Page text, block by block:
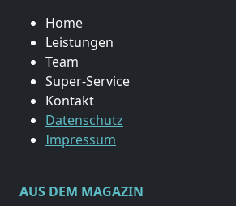
Home
Leistungen
Team
Super-Service
Kontakt
Datenschutz
Impressum
AUS DEM MAGAZIN